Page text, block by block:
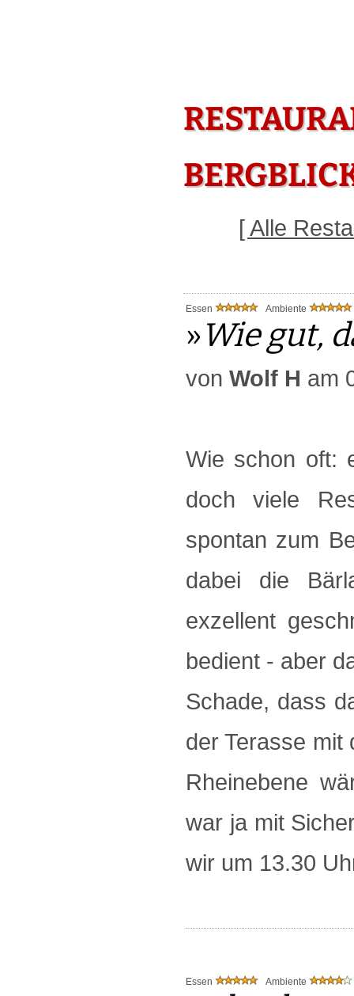
[ Alle
Essen Ambiente
»Wie gut,
von Wolf H am
Wie schon oft:
doch viele
spontan zum
dabei die
exzellent
bedient - aber
Schade, dass
der Terasse mit
Rheinebene
war ja mit
wir um 13.30
Essen Ambiente